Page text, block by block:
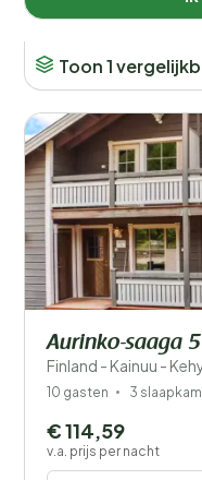
Toon 1
Aurinko-saaga
Finland - Kainuu -
10 gasten 3
€ 114,59
v.a. prijs per nacht